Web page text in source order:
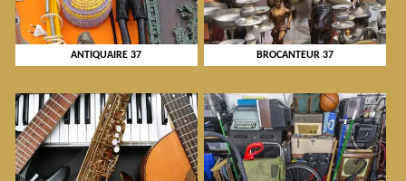
ANTIQUAIRE 37 BROCANTEUR 37